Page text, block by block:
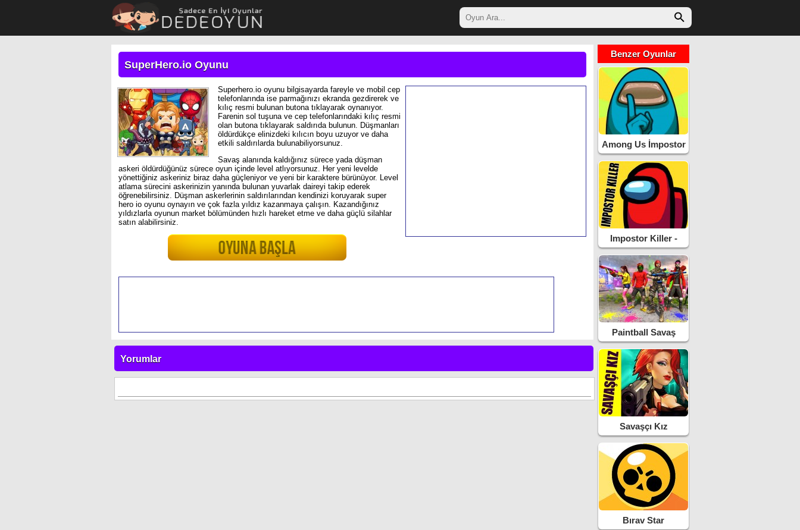
SuperHero.io Oyunu
Superhero.io oyunu bilgisayarda fareyle ve mobil cep
telefonlarında ise parmağınızı ekranda gezdirerek ve
kılıç resmi bulunan butona tıklayarak oynanıyor.
Farenin sol tuşuna ve cep telefonlarındaki kılıç resmi
olan butona tıklayarak saldırıda bulunun. Düşmanları
öldürdükçe elinizdeki kılıcın boyu uzuyor ve daha
etkili saldırılarda bulunabiliyorsunuz.
Savaş alanında kaldığınız sürece yada düşman
askeri öldürdüğünüz sürece oyun içinde level atlıyorsunuz. Her yeni levelde
yönettiğiniz askeriniz biraz daha güçleniyor ve yeni bir karaktere bürünüyor. Level
atlama sürecini askerinizin yanında bulunan yuvarlak daireyi takip ederek
öğrenebilirsiniz. Düşman askerlerinin saldırılarından kendinizi koruyarak super
hero io oyunu oynayın ve çok fazla yıldız kazanmaya çalışın. Kazandığınız
yıldızlarla oyunun market bölümünden hızlı hareket etme ve daha güçlü silahlar
satın alabilirsiniz.
Benzer Oyunlar
Among Us İmpostor
Impostor Killer -
Sahte Katil
Paintball Savaş
Savaşçı Kız
Bırav Star
Yorumlar